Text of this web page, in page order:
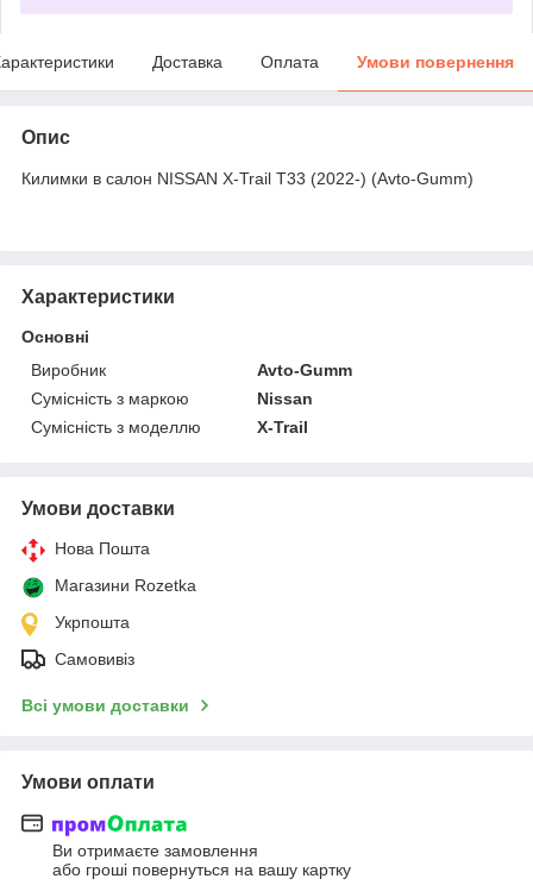
Доставка Оплата Умови повернення
Опис
Килимки в салон NISSAN X-Trail T33 (2022-) (Avto-Gumm)
Характеристики
Основні
Виробник
Avto-Gumm
Сумісність з маркою
Nissan
Сумісність з моделлю
X-Trail
Умови доставки
Нова Пошта
Магазини Rozetka
Укрпошта
Самовивіз
Всі умови доставки
Умови оплати
Ви отримаєте замовлення
або гроші повернуться на вашу картку